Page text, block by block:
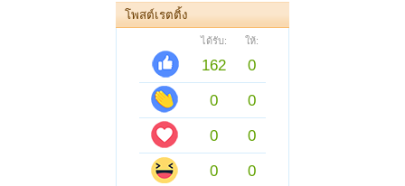
โพสต์เรตติ้ง
ได้รับ: ให้:
162
0
0
0
0
0
0
0